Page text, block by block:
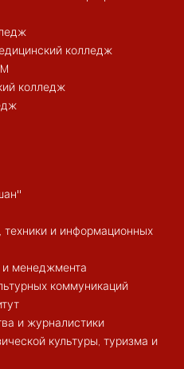
колледж
колледж
техники и информационных
и менеджмента
коммуникаций
и журналистики
культуры, туризма и